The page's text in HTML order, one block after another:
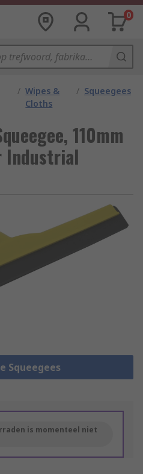
0
/ Wipes &
Cloths
/ Squeegees
110mm
Industrial
Squeegees
is momenteel niet